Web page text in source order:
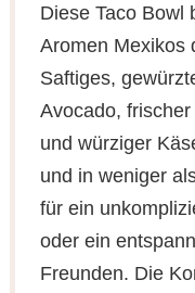
Diese Taco Bowl
Aromen Mexikos
Saftiges,
Avocado,
und würziger
und in weniger
für ein
oder ein
Freunden. Die